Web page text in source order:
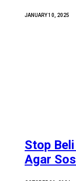
JANUARY 10, 2025
Stop
Agar